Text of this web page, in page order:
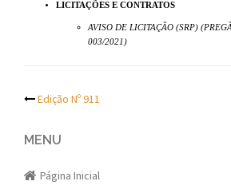
LICITAÇÕES E CONTRATOS
AVISO DE LICITAÇÃO (SRP)
003/2021)
Post
navigation
Edição Nº 911
MENU
Página Inicial